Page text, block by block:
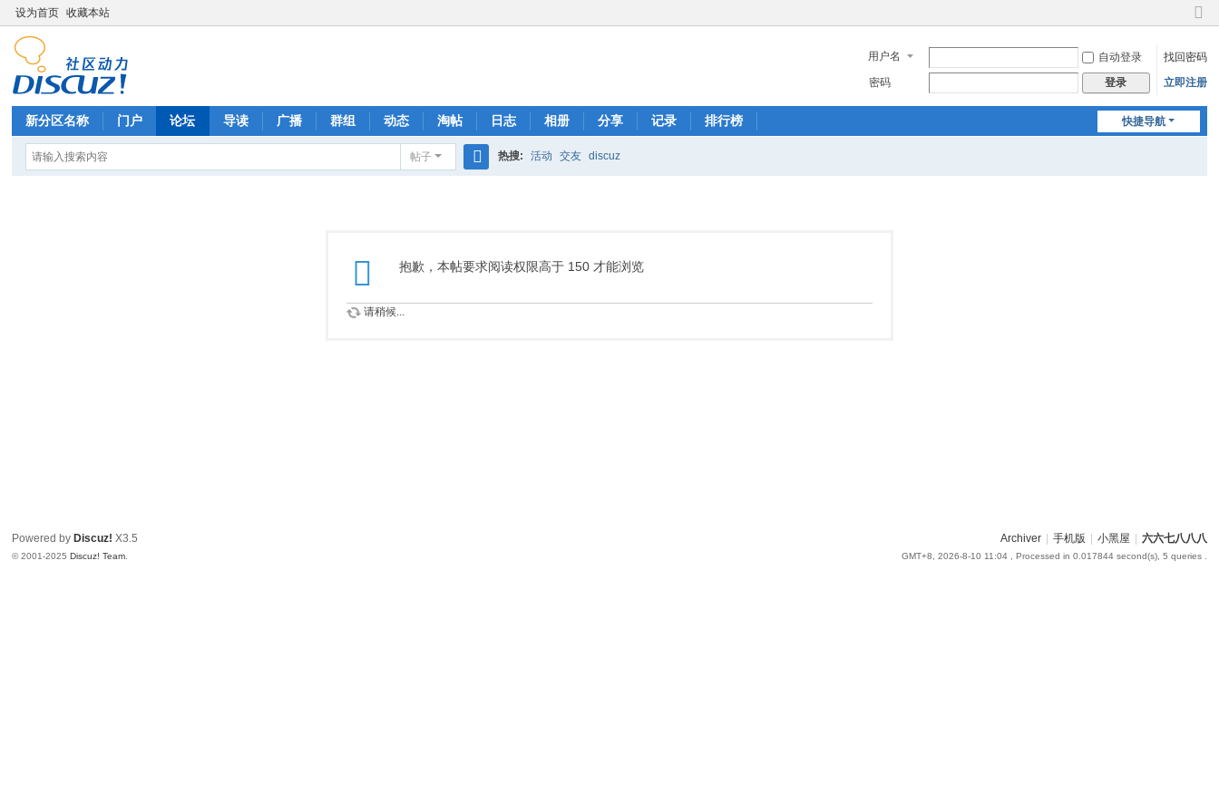
设为首页 收藏本站
切
到
窄
用户名 自动登录
找回密码
密码
登录 立即注册
快捷导航
新分区名称 门户 论坛 导读 广播 群组 动态 淘帖 日志 相册 分享 记录 排行榜
帖子 热搜: 活动 交友 discuz
抱歉，本帖要求阅读权限高于 150 才能浏览
请稍候...
Archiver 手机版 小黑屋 六六七八八八
GMT+8, 2026-8-10 11:04, Processed in 0.017844 second(s), 5 queries .
Powered by Discuz! X3.5
© 2001-2025Discuz! Team